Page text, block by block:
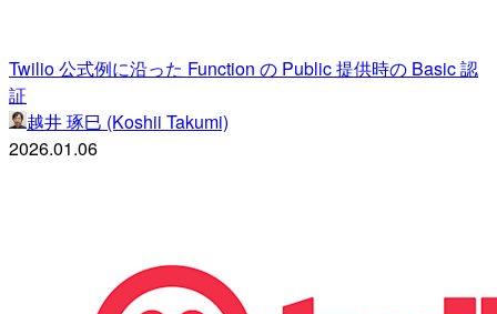
Twilio 公式例に沿った Function の Public 提供時の Basic 認
証
越井 琢巳 (Koshii Takumi)
2026.01.06